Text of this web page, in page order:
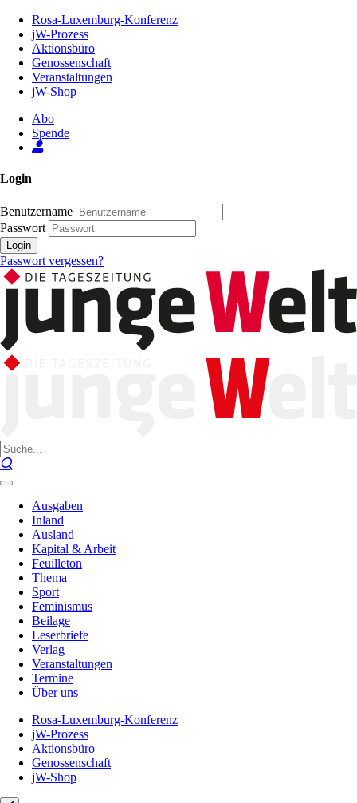
Inhalt
Seite
Rosa-Luxemburg-Konferenz
jW-Prozess
Aktionsbüro
Genossenschaft
Veranstaltungen
jW-Shop
Abo
Spende
Login
Benutzername
Passwort
Login
Passwort vergessen?
Ausgaben
Inland
Ausland
Kapital & Arbeit
Feuilleton
Thema
Sport
Feminismus
Beilage
Leserbriefe
Verlag
Veranstaltungen
Termine
Über uns
Rosa-Luxemburg-Konferenz
jW-Prozess
Aktionsbüro
Genossenschaft
jW-Shop